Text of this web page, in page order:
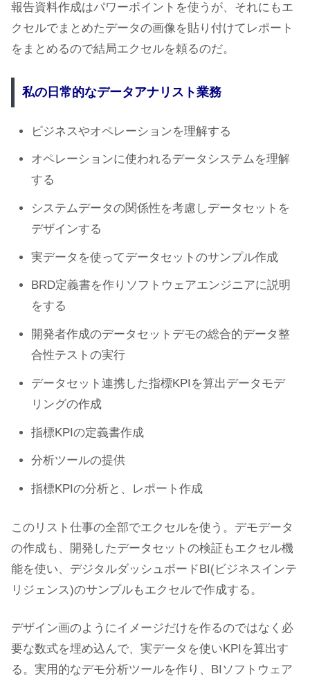
報告資料作成はパワーポイントを使うが、それにもエ
クセルでまとめたデータの画像を貼り付けてレポート
をまとめるので結局エクセルを頼るのだ。
私の日常的なデータアナリスト業務
ビジネスやオペレーションを理解する
オペレーションに使われるデータシステムを理解
する
システムデータの関係性を考慮しデータセットを
デザインする
実データを使ってデータセットのサンプル作成
BRD定義書を作りソフトウェアエンジニアに説明
をする
開発者作成のデータセットデモの総合的データ整
合性テストの実行
データセット連携した指標KPIを算出データモデ
リングの作成
指標KPIの定義書作成
分析ツールの提供
指標KPIの分析と、レポート作成
このリスト仕事の全部でエクセルを使う。デモデータ
の作成も、開発したデータセットの検証もエクセル機
能を使い、デジタルダッシュボードBI(ビジネスインテ
リジェンス)のサンプルもエクセルで作成する。
デザイン画のようにイメージだけを作るのではなく必
要な数式を埋め込んで、実データを使いKPIを算出す
る。実用的なデモ分析ツールを作り、BIソフトウェア